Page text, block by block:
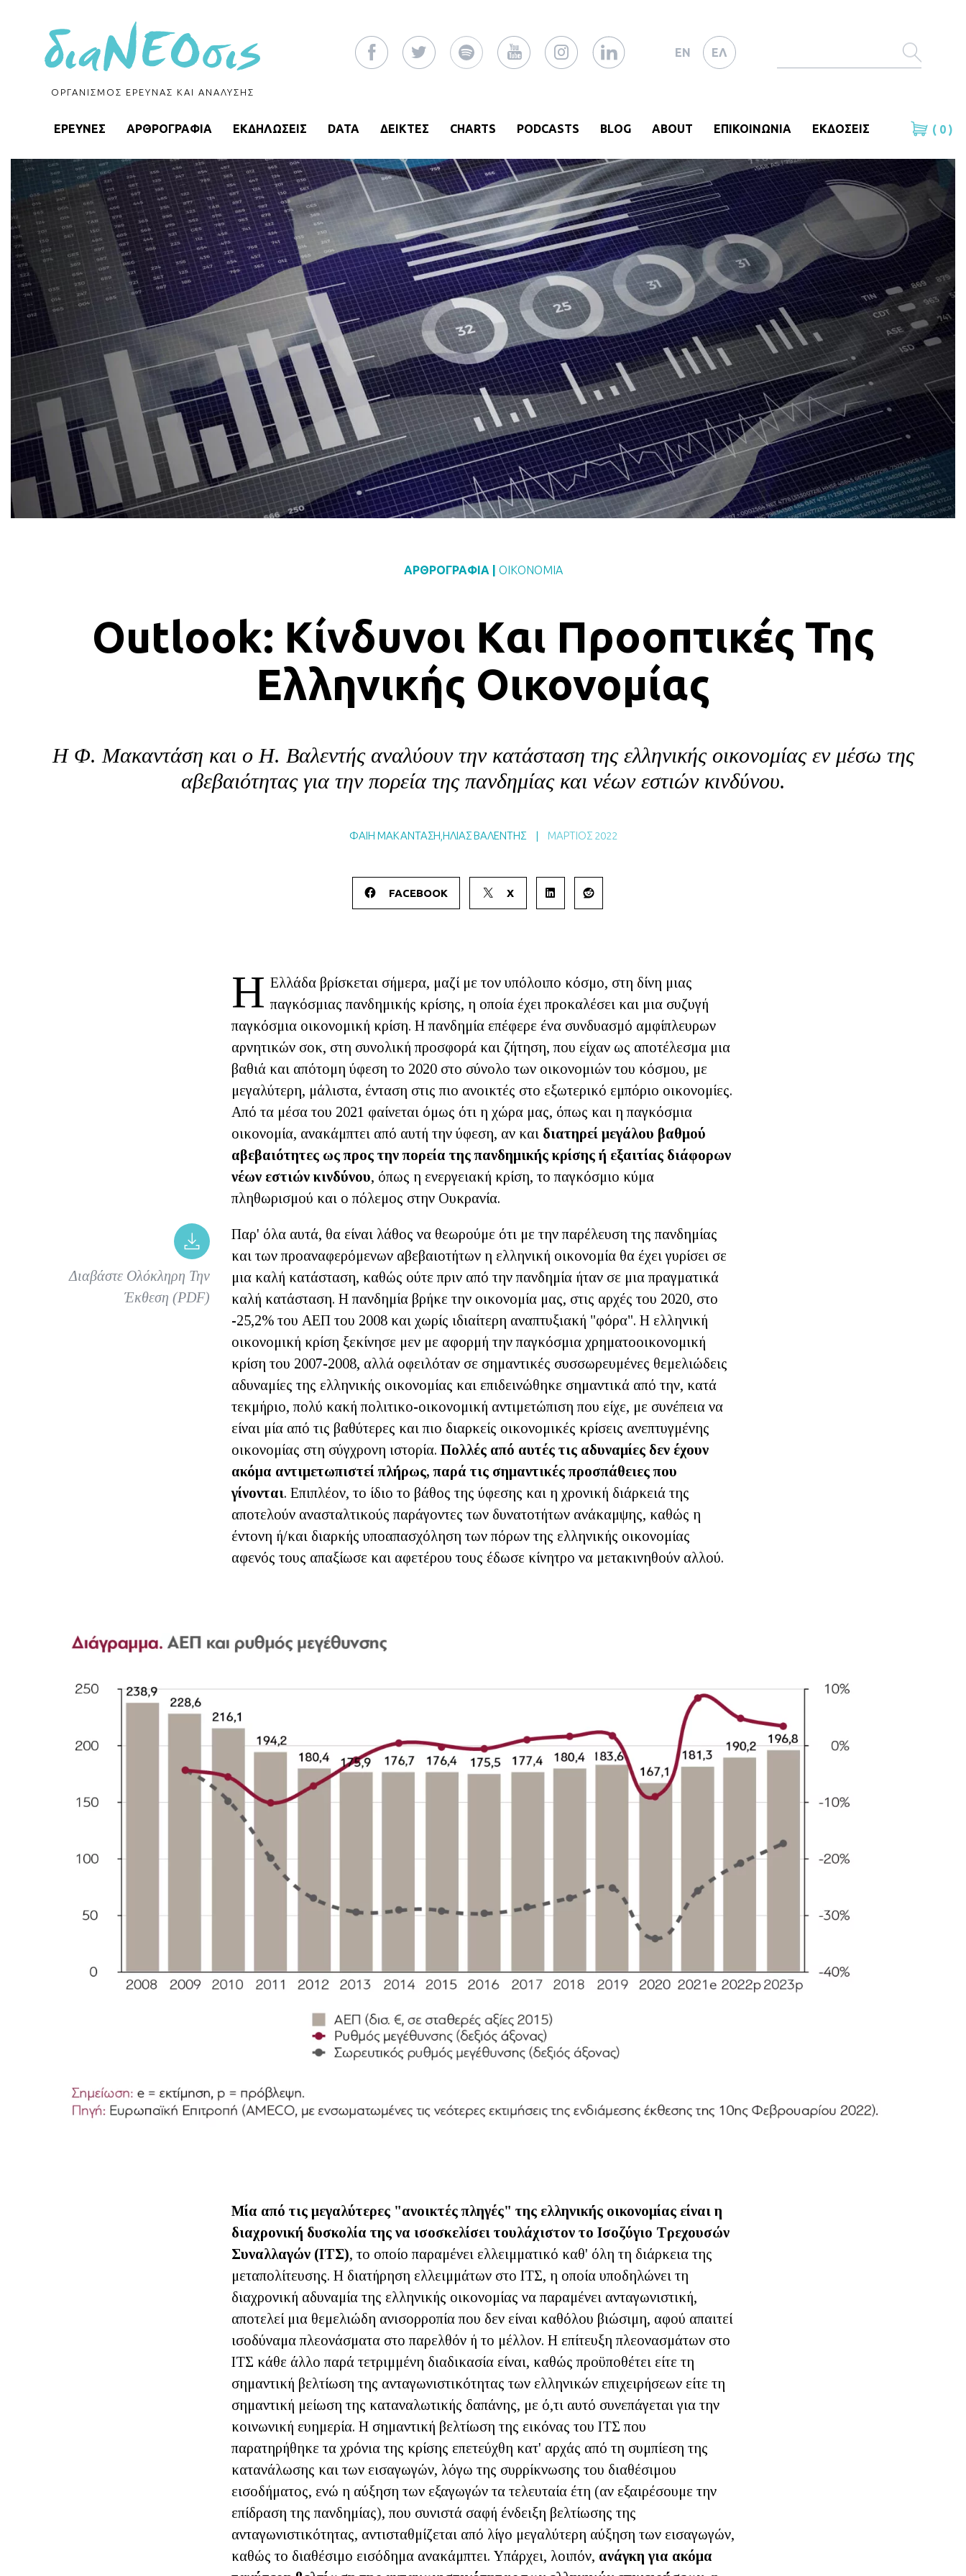
ΟΡΓΑΝΙΣΜΟΣ ΕΡΕΥΝΑΣ ΚΑΙ ΑΝΑΛΥΣΗΣ
EN ΕΛ
ΕΡΕΥΝΕΣ ΑΡΘΡΟΓΡΑΦΙΑ ΕΚΔΗΛΩΣΕΙΣ DATA ΔΕΙΚΤΕΣ CHARTS PODCASTS BLOG ABOUT ΕΠΙΚΟΙΝΩΝΙΑ ΕΚΔΟΣΕΙΣ ( 0 )
ΑΡΘΡΟΓΡΑΦΙΑ ΟΙΚΟΝΟΜΙΑ
Outlook: Kίνδυνοι Kαι Προοπτικές Της
Ελληνικής Οικονομίας
Η Φ. Μακαντάση και ο Η. Βαλεντής αναλύουν την κατάσταση της ελληνικής οικονομίας εν μέσω της
αβεβαιότητας για την πορεία της πανδημίας και νέων εστιών κινδύνου.
ΦΑΙΗ ΜΑΚΑΝΤΑΣΗ ΗΛΙΑΣ ΒΑΛΕΝΤΗΣ | ΜΆΡΤΙΟΣ 2022
FACEBOOK X
Η Ελλάδα βρίσκεται σήμερα, μαζί με τον υπόλοιπο κόσμο, στη δίνη μιας
παγκόσμιας πανδημικής κρίσης, η οποία έχει προκαλέσει και μια συζυγή
παγκόσμια οικονομική κρίση. Η πανδημία επέφερε ένα συνδυασμό αμφίπλευρων
αρνητικών σοκ, στη συνολική προσφορά και ζήτηση, που είχαν ως αποτέλεσμα μια
βαθιά και απότομη ύφεση το 2020 στο σύνολο των οικονομιών του κόσμου, με
μεγαλύτερη, μάλιστα, ένταση στις πιο ανοικτές στο εξωτερικό εμπόριο οικονομίες.
Από τα μέσα του 2021 φαίνεται όμως ότι η χώρα μας, όπως και η παγκόσμια
οικονομία, ανακάμπτει από αυτή την ύφεση, αν και διατηρεί μεγάλου βαθμού
αβεβαιότητες ως προς την πορεία της πανδημικής κρίσης ή εξαιτίας διάφορων
νέων εστιών κινδύνου, όπως η ενεργειακή κρίση, το παγκόσμιο κύμα
πληθωρισμού και ο πόλεμος στην Ουκρανία.
Διαβάστε Ολόκληρη Την
Έκθεση (PDF)
Παρ' όλα αυτά, θα είναι λάθος να θεωρούμε ότι με την παρέλευση της πανδημίας
και των προαναφερόμενων αβεβαιοτήτων η ελληνική οικονομία θα έχει γυρίσει σε
μια καλή κατάσταση, καθώς ούτε πριν από την πανδημία ήταν σε μια πραγματικά
καλή κατάσταση. Η πανδημία βρήκε την οικονομία μας, στις αρχές του 2020, στο
-25,2% του ΑΕΠ του 2008 και χωρίς ιδιαίτερη αναπτυξιακή "φόρα". Η ελληνική
οικονομική κρίση ξεκίνησε μεν με αφορμή την παγκόσμια χρηματοοικονομική
κρίση του 2007-2008, αλλά οφειλόταν σε σημαντικές συσσωρευμένες θεμελιώδεις
αδυναμίες της ελληνικής οικονομίας και επιδεινώθηκε σημαντικά από την, κατά
τεκμήριο, πολύ κακή πολιτικο-οικονομική αντιμετώπιση που είχε, με συνέπεια να
είναι μία από τις βαθύτερες και πιο διαρκείς οικονομικές κρίσεις ανεπτυγμένης
οικονομίας στη σύγχρονη ιστορία. Πολλές από αυτές τις αδυναμίες δεν έχουν
ακόμα αντιμετωπιστεί πλήρως, παρά τις σημαντικές προσπάθειες που
γίνονται. Επιπλέον, το ίδιο το βάθος της ύφεσης και η χρονική διάρκειά της
αποτελούν ανασταλτικούς παράγοντες των δυνατοτήτων ανάκαμψης, καθώς η
έντονη ή/και διαρκής υποαπασχόληση των πόρων της ελληνικής οικονομίας
αφενός τους απαξίωσε και αφετέρου τους έδωσε κίνητρο να μετακινηθούν αλλού.
Μία από τις μεγαλύτερες "ανοικτές πληγές" της ελληνικής οικονομίας είναι η
διαχρονική δυσκολία της να ισοσκελίσει τουλάχιστον το Ισοζύγιο Τρεχουσών
Συναλλαγών (ΙΤΣ), το οποίο παραμένει ελλειμματικό καθ' όλη τη διάρκεια της
μεταπολίτευσης. Η διατήρηση ελλειμμάτων στο ΙΤΣ, η οποία υποδηλώνει τη
διαχρονική αδυναμία της ελληνικής οικονομίας να παραμένει ανταγωνιστική,
αποτελεί μια θεμελιώδη ανισορροπία που δεν είναι καθόλου βιώσιμη, αφού απαιτεί
ισοδύναμα πλεονάσματα στο παρελθόν ή το μέλλον. Η επίτευξη πλεονασμάτων στο
ΙΤΣ κάθε άλλο παρά τετριμμένη διαδικασία είναι, καθώς προϋποθέτει είτε τη
σημαντική βελτίωση της ανταγωνιστικότητας των ελληνικών επιχειρήσεων είτε τη
σημαντική μείωση της καταναλωτικής δαπάνης, με ό,τι αυτό συνεπάγεται για την
κοινωνική ευημερία. Η σημαντική βελτίωση της εικόνας του ΙΤΣ που
παρατηρήθηκε τα χρόνια της κρίσης επετεύχθη κατ' αρχάς από τη συμπίεση της
κατανάλωσης και των εισαγωγών, λόγω της συρρίκνωσης του διαθέσιμου
εισοδήματος, ενώ η αύξηση των εξαγωγών τα τελευταία έτη (αν εξαιρέσουμε την
επίδραση της πανδημίας), που συνιστά σαφή ένδειξη βελτίωσης της
ανταγωνιστικότητας, αντισταθμίζεται από λίγο μεγαλύτερη αύξηση των εισαγωγών,
καθώς το διαθέσιμο εισόδημα ανακάμπτει. Υπάρχει, λοιπόν, ανάγκη για ακόμα